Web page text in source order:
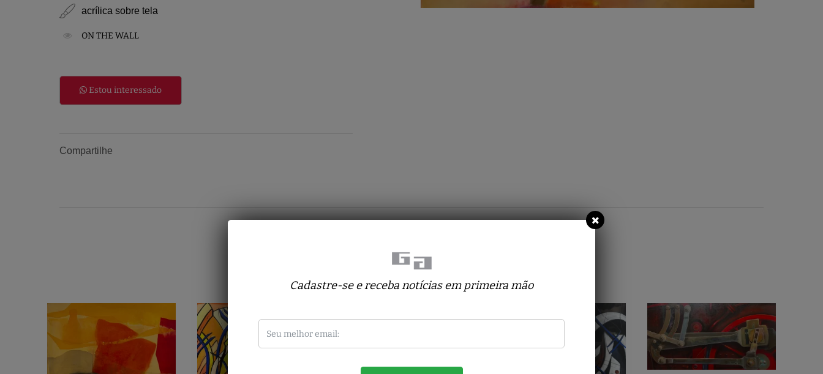
acrílica sobre tela
ON THE WALL
Estou interessado
Compartilhe
Obras relacionadas
Cadastre-se e receba notícias em primeira mão